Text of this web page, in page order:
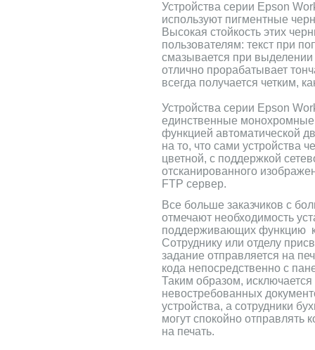
Устройства серии Epson
используют пигментные
Высокая стойкость этих
пользователям: текст при
смазывается при
отлично прорабатывает
всегда получается четким,
Устройства серии Epson
единственные монохромные
функцией автоматической
на то, что сами устройства
цветной, с поддержкой
отсканированного
FTP сервер.
Все больше заказчиков с
отмечают необходимость
поддерживающих функцию
Сотруднику или отделу
задание отправляется на
кода непосредственно с
Таким образом,
невостребованных
устройства, а сотрудники
могут спокойно
на печать.